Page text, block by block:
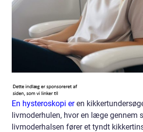
En hysteroskopi eren
livmoderhulen, hvor en læge gennem
livmoderhalsen fører et tyndt